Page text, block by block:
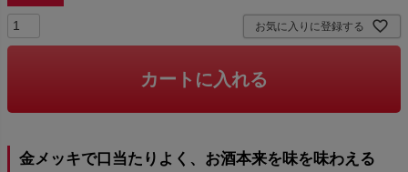
お気に入りに登録する
カートに入れる
金メッキで口当たりよく、お酒本来を味を味わえる